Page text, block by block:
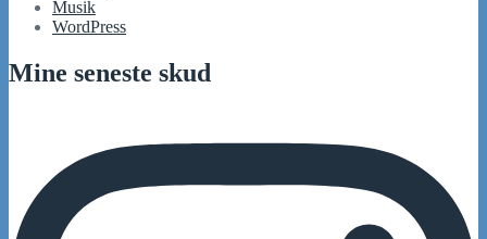
Musik
WordPress
Mine seneste skud